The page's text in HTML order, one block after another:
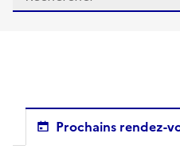
Prochains rendez-